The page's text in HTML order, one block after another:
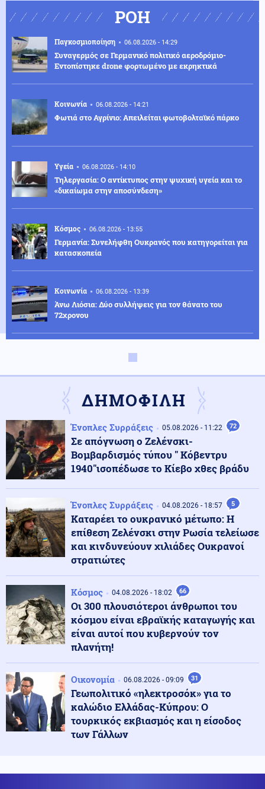
ΡΟΗ
Παγκοσμιοποίηση 06.08.2026 - 14:29
Συναγερμός σε Γερμανικό πολιτικό αεροδρόμιο-
Eντοπίστηκε drone φορτωμένο με εκρηκτικά
Κοινωνία 06.08.2026 - 14:21
Φωτιά στο Αγρίνιο: Απειλείται φωτοβολταϊκό πάρκο
Υγεία 06.08.2026 - 14:10
Τηλεργασία: Ο αντίκτυπος στην ψυχική υγεία και το
«δικαίωμα στην αποσύνδεση»
Κόσμος 06.08.2026 - 13:55
Γερμανία: Συνελήφθη Ουκρανός που κατηγορείται για
κατασκοπεία
Κοινωνία 06.08.2026 - 13:39
Άνω Λιόσια: Δύο συλλήψεις για τον θάνατο του
72χρονου
06.08.2026 - 13:35
Great Sea Interconnector (βίντεο)
Κοινωνία
Θεσσαλονίκη: Βαριές ποινές σε τέσσερις
συλληφθέντες για παράνομο τζόγο
Πολιτική
ΠΑΣΟΚ: «Η κυβέρνηση επιχειρεί να παρουσιάσει το
φιάσκο ως επιτυχία»
Κόσμος 06.08.2026 - 13:08
Λίβανος: Κλιμάκωση των ισραηλινών επιθέσεων στον
νότιο Λίβανο
ΗΠΑ 06.08.2026 - 13:07
"Μαλλιά κουβάρια" στο Κάμπ Ντέιβιντ Τραμπ και
Χέγκσεθ λόγω μεγάλης έλλειψης πυραύλων PATRIOT
Κοινωνία 06.08.2026 - 12:53
Αποκαΐδια το Πόρτο Γερμενό: Οι πρώτες εικόνες μετά
το πέρασμα της φωτιάς
Κόσμος 06.08.2026 - 12:46
Βόρεια Κορέα: Eξαπέλυσε βλήμα προς τη θάλασσα της
ΔΗΜΟΦΙΛΗ
Ένοπλες Συρράξεις 05.08.2026 - 11:22 72
Σε απόγνωση ο Ζελένσκι-
Βομβαρδισμός τύπου " Κόβεντρυ
1940"ισοπέδωσε το Κίεβο χθες βράδυ
Ένοπλες Συρράξεις 04.08.2026 - 18:57 5
Καταρέει το ουκρανικό μέτωπο: Η
επίθεση Ζελένσκι στην Ρωσία τελείωσε
και κινδυνεύουν χιλιάδες Ουκρανοί
στρατιώτες
Κόσμος 04.08.2026 - 18:02 66
Οι 300 πλουσιότεροι άνθρωποι του
κόσμου είναι εβραϊκής καταγωγής και
είναι αυτοί που κυβερνούν τον
πλανήτη!
Οικονομία 06.08.2026 - 09:09 31
Γεωπολιτικό «ηλεκτροσόκ» για το
καλώδιο Ελλάδας-Κύπρου: Ο
τουρκικός εκβιασμός και η είσοδος
των Γάλλων